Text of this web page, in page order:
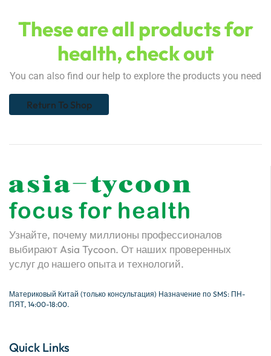
These are all products for
health, check out
You can also find our help to explore the products you need
Return To Shop
Узнайте, почему миллионы профессионалов
выбирают Asia Tycoon. От наших проверенных
услуг до нашего опыта и технологий.
Материковый Китай (только консультация) Назначение по SMS: ПН-
ПЯТ, 14:00-18:00.
Quick Links